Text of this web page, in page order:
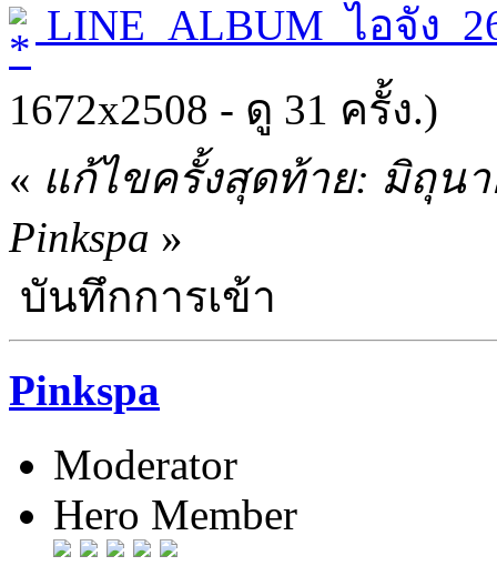
LINE_ALBUM_ไอจัง
1672x2508 - ดู 31 ครั้ง.)
« แก้ไขครั้งสุดท้าย: มิถุนา
Pinkspa »
บันทึกการเข้า
Pinkspa
Moderator
Hero Member